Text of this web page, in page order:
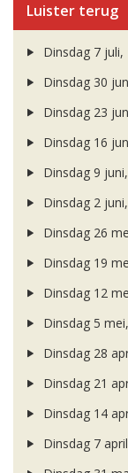
Luister terug
Dinsdag 7 juli,
Dinsdag 30
Dinsdag 23
Dinsdag 16
Dinsdag 9
Dinsdag 2
Dinsdag 26
Dinsdag 19
Dinsdag 12
Dinsdag 5
Dinsdag 28
Dinsdag 21
Dinsdag 14
Dinsdag 7